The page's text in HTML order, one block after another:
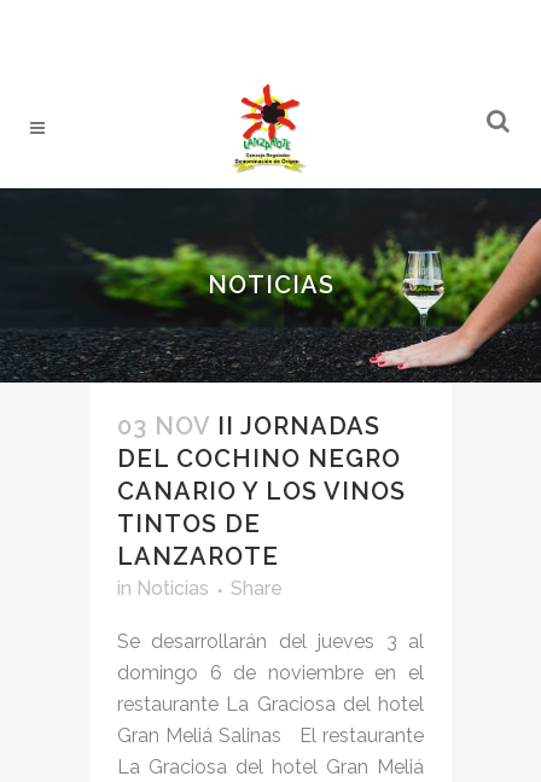
NOTICIAS
03 NOV
II JORNADAS
DEL COCHINO NEGRO
CANARIO Y LOS VINOS
TINTOS DE
LANZAROTE
in Noticias Share
Se desarrollarán del jueves 3 al
domingo 6 de noviembre en el
restaurante La Graciosa del hotel
Gran Meliá Salinas El restaurante
La Graciosa del hotel Gran Meliá